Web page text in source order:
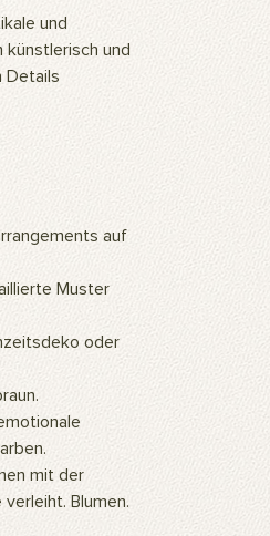
und
künstlerisch und
Details
auf
Muster
oder
mit der
Blumen.
Stoff ist
daher ideal
Wie wird das
Unsere
oder mit
Wofür wird
Unsere
auch als
Wohn- oder
verleihen.
werden. Die
werden
verleihen
Atmosphäre.
Für die
ein
befestigen.
hängen
Klebeband